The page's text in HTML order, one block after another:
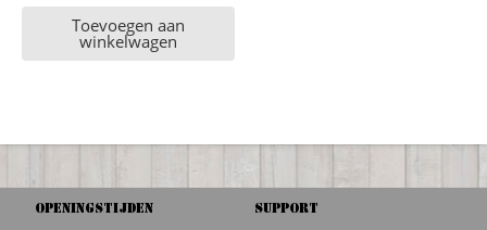
Toevoegen aan
winkelwagen
Openingstijden Support